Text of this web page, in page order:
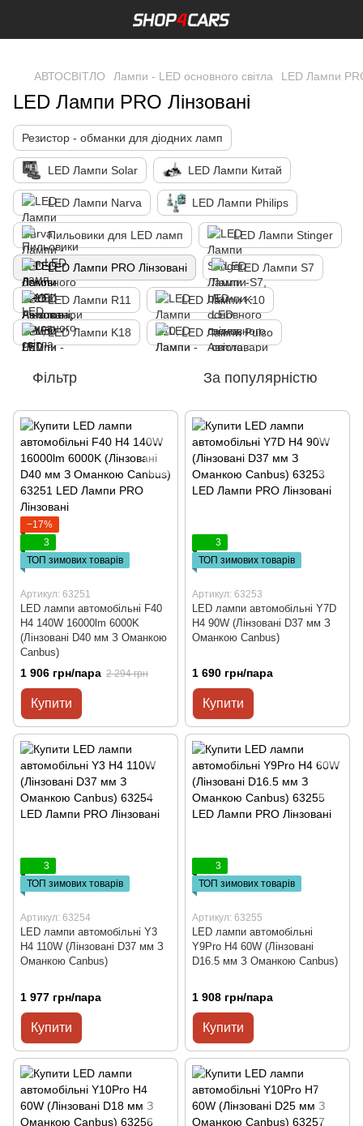
АВТОСВІТЛО Лампи - LED основного світла LED Лампи
LED Лампи PRO Лінзовані
Резистор - обманки для діодних ламп
LED Лампи Solar LED Лампи Китай
LED Лампи Narva LED Лампи Philips
Пильовики для LED ламп LED Лампи Stinger
LED Лампи PRO Лінзовані LED Лампи S7
LED Лампи R11 LED Лампи K10
LED Лампи K18 LED Лампи Pulso
Фільтр За популярністю
−17%
3
ТОП зимових товарів
Артикул: 63251
LED лампи автомобільні F40
H4 140W 16000lm 6000K
(Лінзовані D40 мм З Оманкою
Canbus)
1 906 грн/пара 2 294 грн
Купити
3
ТОП зимових товарів
Артикул: 63253
LED лампи автомобільні Y7D
H4 90W (Лінзовані D37 мм З
Оманкою Canbus)
1 690 грн/пара
Купити
3
ТОП зимових товарів
Артикул: 63254
LED лампи автомобільні Y3
H4 110W (Лінзовані D37 мм З
Оманкою Canbus)
1 977 грн/пара
Купити
3
ТОП зимових товарів
Артикул: 63255
LED лампи автомобільні
Y9Pro H4 60W (Лінзовані
D16.5 мм З Оманкою Canbus)
1 908 грн/пара
Купити